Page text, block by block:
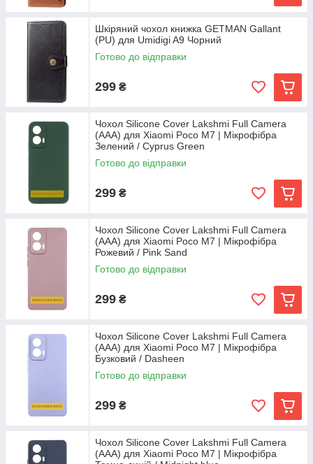
Шкіряний чохол книжка GETMAN Gallant
(PU) для Umidigi A9 Чорний
Готово до відправки
299 ₴
Чохол Silicone Cover Lakshmi Full Camera
(AAA) для Xiaomi Poco M7 | Мікрофібра
Зелений / Cyprus Green
Готово до відправки
299 ₴
Чохол Silicone Cover Lakshmi Full Camera
(AAA) для Xiaomi Poco M7 | Мікрофібра
Рожевий / Pink Sand
Готово до відправки
299 ₴
Чохол Silicone Cover Lakshmi Full Camera
(AAA) для Xiaomi Poco M7 | Мікрофібра
Бузковий / Dasheen
Готово до відправки
299 ₴
Чохол Silicone Cover Lakshmi Full Camera
(AAA) для Xiaomi Poco M7 | Мікрофібра